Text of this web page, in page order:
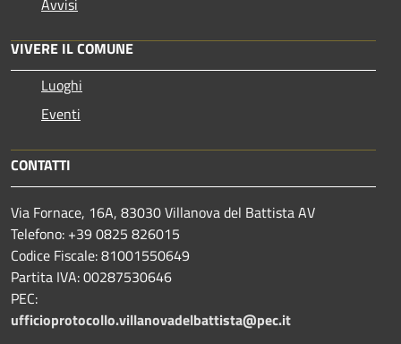
Avvisi
VIVERE IL COMUNE
Luoghi
Eventi
CONTATTI
Via Fornace, 16A, 83030 Villanova del Battista AV
Telefono: +39 0825 826015
Codice Fiscale: 81001550649
Partita IVA: 00287530646
PEC:
ufficioprotocollo.villanovadelbattista@pec.it